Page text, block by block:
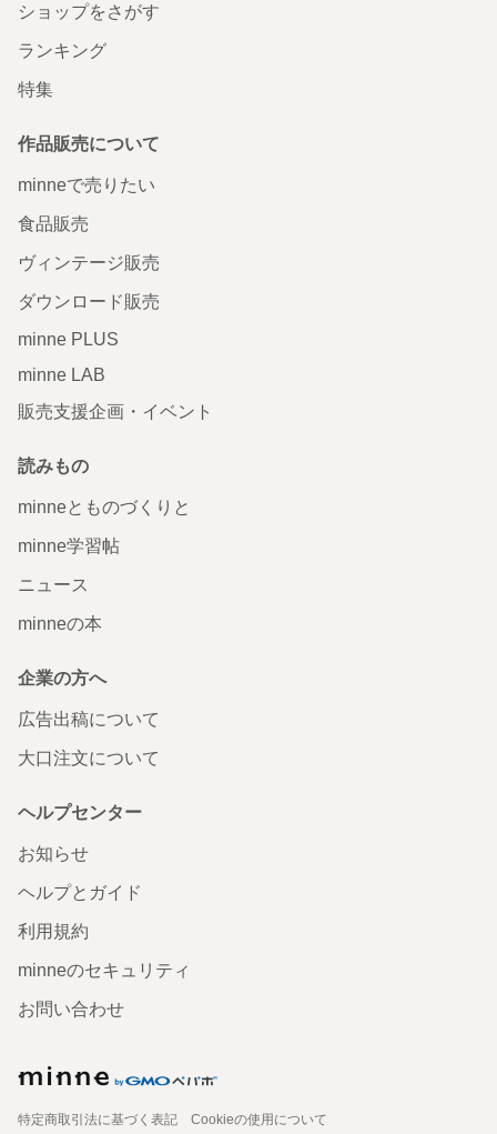
ショップをさがす
ランキング
特集
作品販売について
minneで売りたい
食品販売
ヴィンテージ販売
ダウンロード販売
minne PLUS
minne LAB
販売支援企画・イベント
読みもの
minneとものづくりと
minne学習帖
ニュース
minneの本
企業の方へ
広告出稿について
大口注文について
ヘルプセンター
お知らせ
ヘルプとガイド
利用規約
minneのセキュリティ
お問い合わせ
特定商取引法に基づく表記
Cookieの使用について